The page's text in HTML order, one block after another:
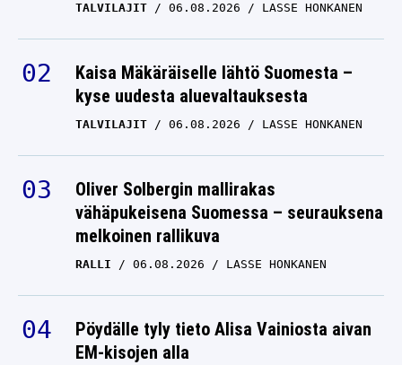
TALVILAJIT 06.08.2026 LASSE HONKANEN
Kaisa Mäkäräiselle lähtö Suomesta –
kyse uudesta aluevaltauksesta
TALVILAJIT 06.08.2026 LASSE HONKANEN
Oliver Solbergin mallirakas
vähäpukeisena Suomessa – seurauksena
melkoinen rallikuva
RALLI 06.08.2026 LASSE HONKANEN
Pöydälle tyly tieto Alisa Vainiosta aivan
EM-kisojen alla